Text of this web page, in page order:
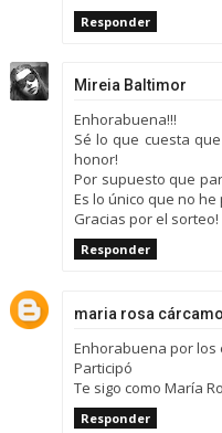
Responder
Mireia Baltimor
Enhorabuena!!!
Sé lo que cuesta
honor!
Por supuesto que
Es lo único que no
Gracias por el sorteo!
Responder
maria rosa
Enhorabuena por los
Participó
Te sigo como María
Responder